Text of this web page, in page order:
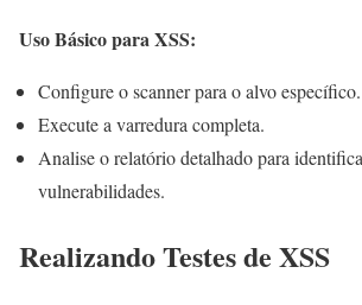
Uso Básico para XSS:
Configure o scanner para o alvo específico.
Execute a varredura completa.
Analise o relatório detalhado para
vulnerabilidades.
Realizando Testes de XSS